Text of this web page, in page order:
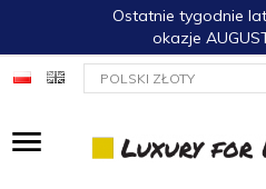
Ostatnie tygodnie
okazje
currency_h